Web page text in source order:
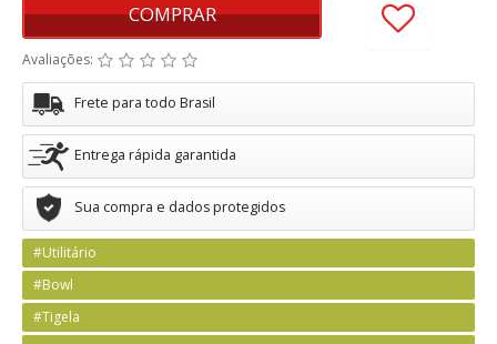
COMPRAR
Avaliações:
Frete para todo Brasil
Entrega rápida garantida
Sua compra e dados protegidos
#Utilitário
#Bowl
#Tigela